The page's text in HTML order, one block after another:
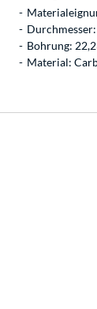
Bohrung:
Material: